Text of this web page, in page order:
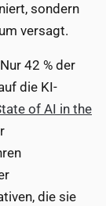
sondern
versagt.
42 % der
die KI-
of AI in the
die sie